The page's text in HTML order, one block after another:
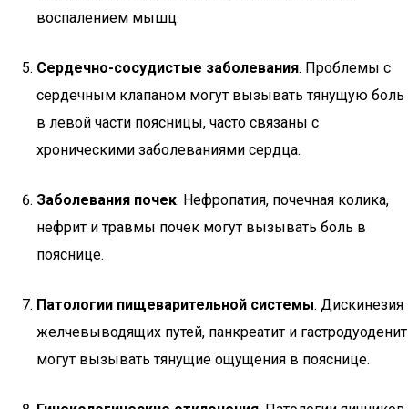
воспалением мышц.
Сердечно-сосудистые заболевания. Проблемы с
сердечным клапаном могут вызывать тянущую боль
в левой части поясницы, часто связаны с
хроническими заболеваниями сердца.
Заболевания почек. Нефропатия, почечная колика,
нефрит и травмы почек могут вызывать боль в
пояснице.
Патологии пищеварительной системы. Дискинезия
желчевыводящих путей, панкреатит и гастродуоденит
могут вызывать тянущие ощущения в пояснице.